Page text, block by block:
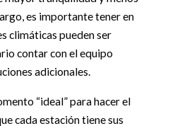
es importante tener en
climáticas pueden ser
contar con el equipo
adicionales.
“ideal” para hacer el
cada estación tiene sus